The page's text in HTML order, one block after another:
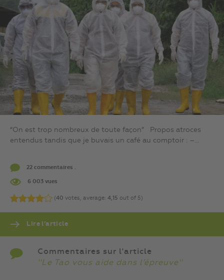
“On est trop nombreux de toute façon” Propos atroces
entendus tandis que je buvais un café au comptoir : –...
22 commentaires .
6 003 vues
(40 votes, average: 4,15 out of 5)
Lire l’article
Commentaires sur l'article
''Le Tao vous aide dans l’épreuve''